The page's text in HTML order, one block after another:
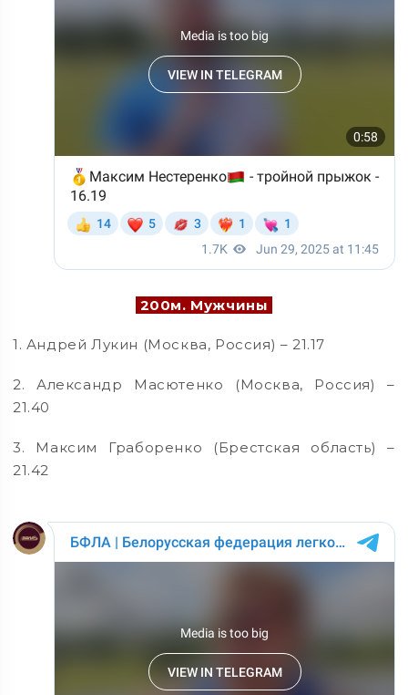
200м. Мужчины
1. Андрей Лукин (Москва, Россия) – 21.17
2. Александр Масютенко (Москва, Россия) –
21.40
3. Максим Граборенко (Брестская область) –
21.42